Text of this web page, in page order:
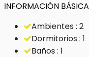
INFORMACIÓN BÁSICA
Ambientes : 2
Dormitorios : 1
Baños : 1